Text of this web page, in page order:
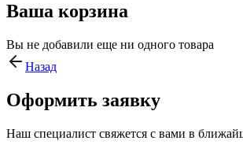
Ваша корзина
Вы не добавили еще ни одного товара
Назад
Оформить заявку
Наш специалист свяжется с вами в